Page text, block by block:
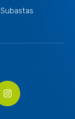
Subastas